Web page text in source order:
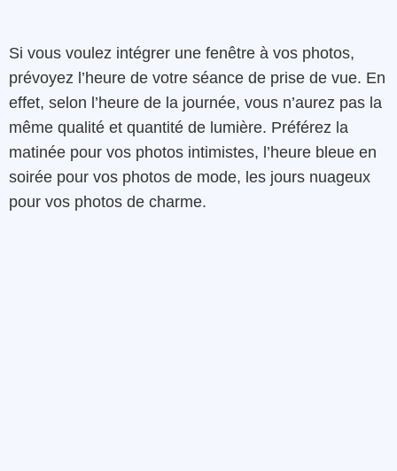
Si vous voulez intégrer une fenêtre à vos photos,
prévoyez l’heure de votre séance de prise de vue. En
effet, selon l’heure de la journée, vous n’aurez pas la
même qualité et quantité de lumière. Préférez la
matinée pour vos photos intimistes, l’heure bleue en
soirée pour vos photos de mode, les jours nuageux
pour vos photos de charme.